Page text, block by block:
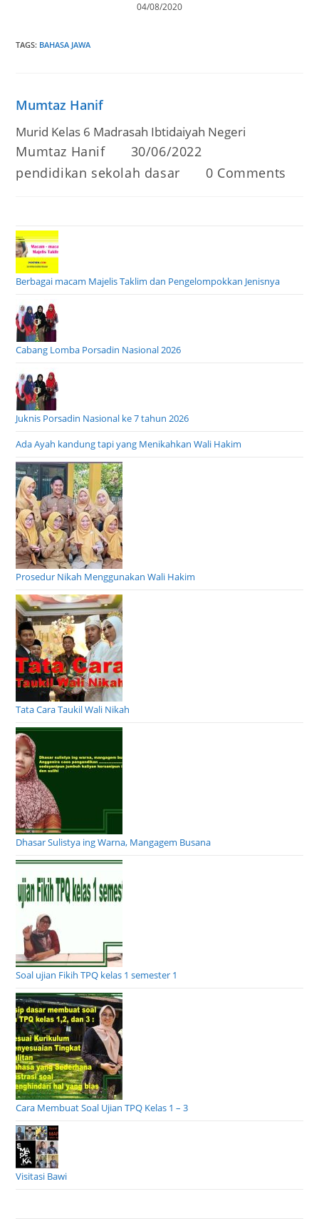
04/08/2020
TAGS: BAHASA JAWA
Mumtaz Hanif
Murid Kelas 6 Madrasah Ibtidaiyah Negeri
Post
Mumtaz Hanif
Post
30/06/2022
Post
category:
pendidikan sekolah dasar
Post
0 Comments
Berbagai macam Majelis Taklim dan Pengelompokkan Jenisnya
Cabang Lomba Porsadin Nasional 2026
Juknis Porsadin Nasional ke 7 tahun 2026
Ada Ayah kandung tapi yang Menikahkan Wali Hakim
Prosedur Nikah Menggunakan Wali Hakim
Tata Cara Taukil Wali Nikah
Dhasar Sulistya ing Warna, Mangagem Busana
Soal ujian Fikih TPQ kelas 1 semester 1
Cara Membuat Soal Ujian TPQ Kelas 1 – 3
Visitasi Bawi